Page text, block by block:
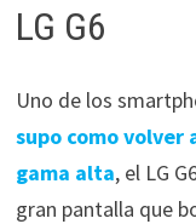
LG G6
Uno de los
supo como volver
gama alta, el LG
gran pantalla que